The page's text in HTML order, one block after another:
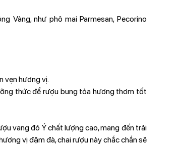
Vàng, như phô mai Parmesan, Pecorino
vẹn hương vị.
thức để rượu bung tỏa hương thơm tốt
vang đỏ Ý chất lượng cao, mang đến trải
vị đậm đà, chai rượu này chắc chắn sẽ